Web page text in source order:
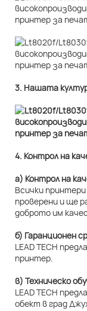
3. Нашата
4. Контрол на
а) Контрол на
Всички
проверени и ще
доброто им
б) Гаранционен
LEAD TECH
принтер.
в) Техническо
LEAD TECH
обект в град